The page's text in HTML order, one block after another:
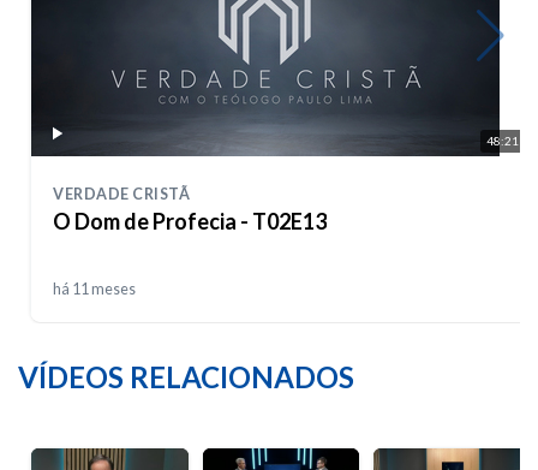
48:21
VERDADE CRISTÃ
O Dom de Profecia - T02E13
há 11 meses
VÍDEOS RELACIONADOS